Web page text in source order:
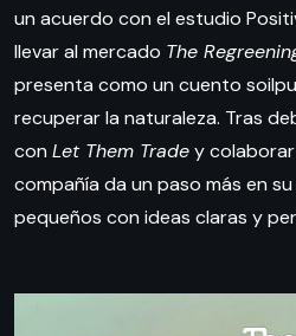
un acuerdo con el estudio
llevar al mercado The
presenta como un cuento
recuperar la naturaleza. Tras
con Let Them Tradey
compañía da un paso más en
pequeños con ideas claras y